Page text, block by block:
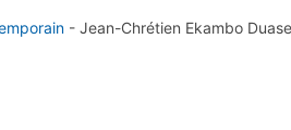
- Jean-Chrétien Ekambo